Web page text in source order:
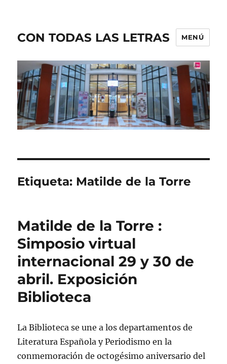
CON TODAS LAS LETRAS MENÚ
Etiqueta: Matilde de la Torre
Matilde de la Torre :
Simposio virtual
internacional 29 y 30 de
abril. Exposición
Biblioteca
La Biblioteca se une a los departamentos de
Literatura Española y Periodismo en la
conmemoración de octogésimo aniversario del